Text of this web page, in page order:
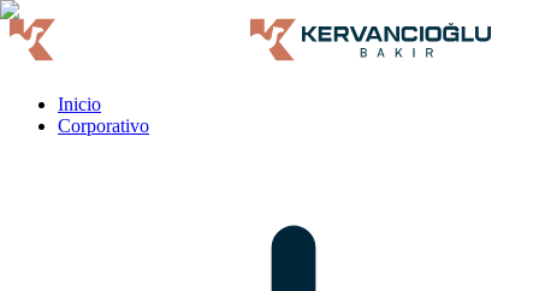
Inicio
Corporativo